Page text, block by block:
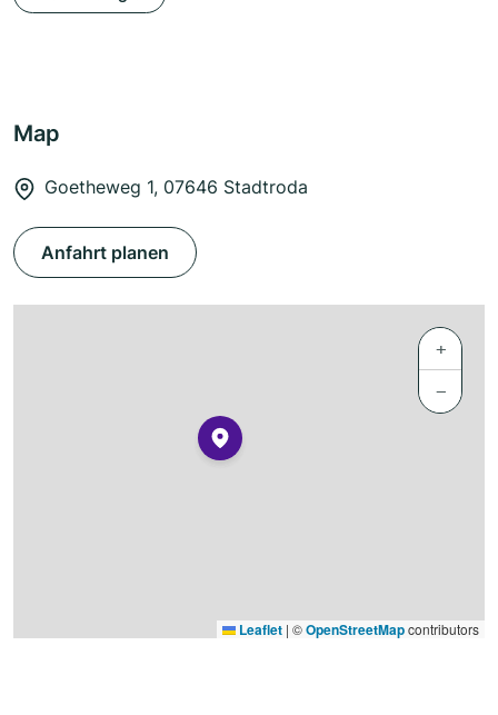
Map
Goetheweg 1, 07646 Stadtroda
Anfahrt planen
+
−
Leaflet | ©OpenStreetMapcontributors